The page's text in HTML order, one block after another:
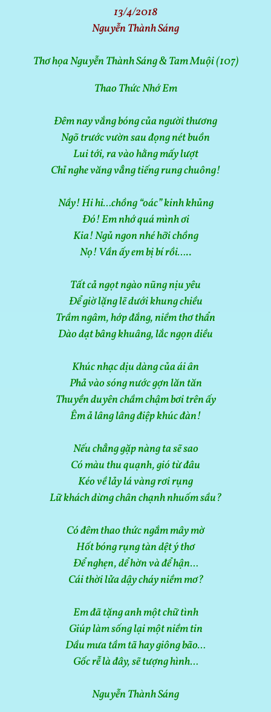
13/4/2018
Nguyễn Thành Sáng
Thơ họa Nguyễn Thành Sáng & Tam Muội (107)
Thao Thức Nhớ Em
Đêm nay vắng bóng của người thương
Ngõ trước vườn sau đọng nét buồn
Lui tới, ra vào hằng mấy lượt
Chỉ nghe văng vẳng tiếng rung chuông!
Nầy! Hi hi…chồng “oác” kinh khủng
Đó! Em nhớ quá mình ơi
Kia! Ngủ ngon nhé hỡi chồng
Nọ! Vần ấy em bị bí rồi…..
Tất cả ngọt ngào nũng nịu yêu
Để giờ lặng lẽ dưới khung chiều
Trầm ngâm, hớp đắng, niềm thơ thẩn
Dào dạt bâng khuâng, lắc ngọn diều
Khúc nhạc dịu dàng của ái ân
Phả vào sóng nước gợn lăn tăn
Thuyền duyên chầm chậm bơi trên ấy
Êm ả lâng lâng điệp khúc đàn!
Nếu chẳng gặp nàng ta sẽ sao
Có màu thu quạnh, gió từ đâu
Kéo về lảy lá vàng rơi rụng
Lữ khách dừng chân chạnh nhuốm sầu?
Có đêm thao thức ngắm mây mờ
Hốt bóng rụng tàn dệt ý thơ
Để nghẹn, dể hờn và để hận…
Cái thời lửa dậy cháy niềm mơ?
Em đã tặng anh một chữ tình
Giúp làm sống lại một niềm tin
Dầu mưa tầm tã hay giông bão…
Gốc rễ là đây, sẽ tượng hình…
Nguyễn Thành Sáng